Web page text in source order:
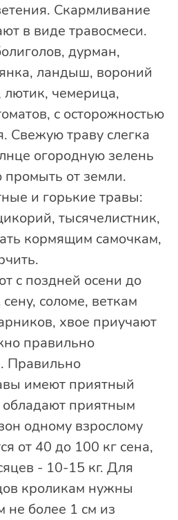
Скармливание
в виде травосмеси.
дурман,
ландыш, вороний
лютик, чемерица,
с осторожностью
Свежую траву слегка
огородную зелень
от земли.
и горькие травы:
тысячелистник,
кормящим самочкам,
с поздней осени до
соломе, веткам
хвое приучают
правильно
Правильно
имеют приятный
приятным
одному взрослому
от 40 до 100 кг сена,
- 10-15 кг. Для
кроликам нужны
не более 1 см из